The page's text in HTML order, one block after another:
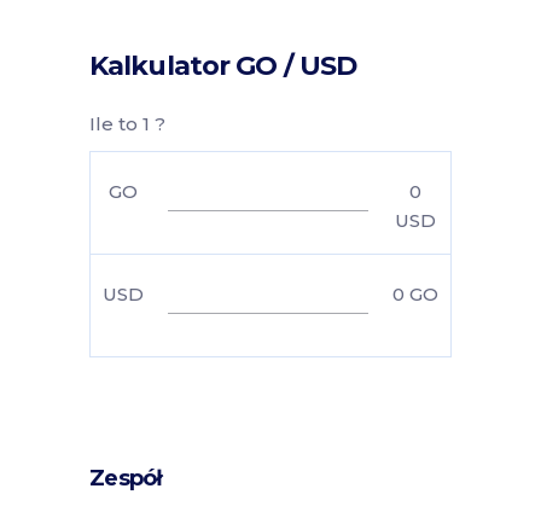
Kalkulator GO / USD
Ile to 1 ?
GO
0
USD
USD 0 GO
Zespół